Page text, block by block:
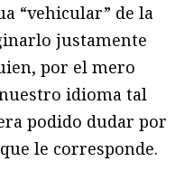
“vehicular” de la
justamente
por el mero
idioma tal
podido dudar por
le corresponde.